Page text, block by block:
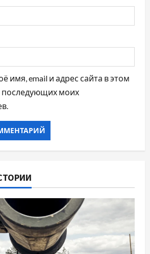
имя, email и адрес сайта в этом
последующих моих